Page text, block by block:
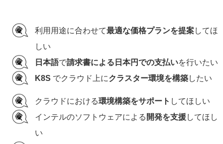
利用用途に合わせて最適な価格プランを提案してほ
しい
日本語で請求書による日本円での支払いを行いたい
K8S でクラウド上にクラスター環境を構築したい
クラウドにおける環境構築をサポート してほしい
インテルのソフトウェアによる 開発を支援してほし
い